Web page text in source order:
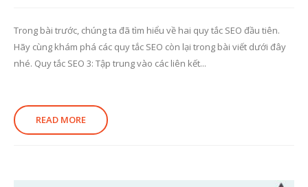
Trong bài trước, chúng ta đã tìm hiểu về hai quy tắc SEO đầu tiên.
Hãy cùng khám phá các quy tắc SEO còn lại trong bài viết dưới đây
nhé. Quy tắc SEO 3: Tập trung vào các liên kết...
READ MORE